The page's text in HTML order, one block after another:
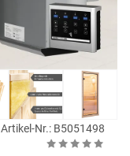
Artikel-Nr.: B5051498